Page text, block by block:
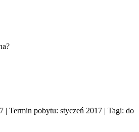
| Termin pobytu: styczeń 2017 | Tagi: do